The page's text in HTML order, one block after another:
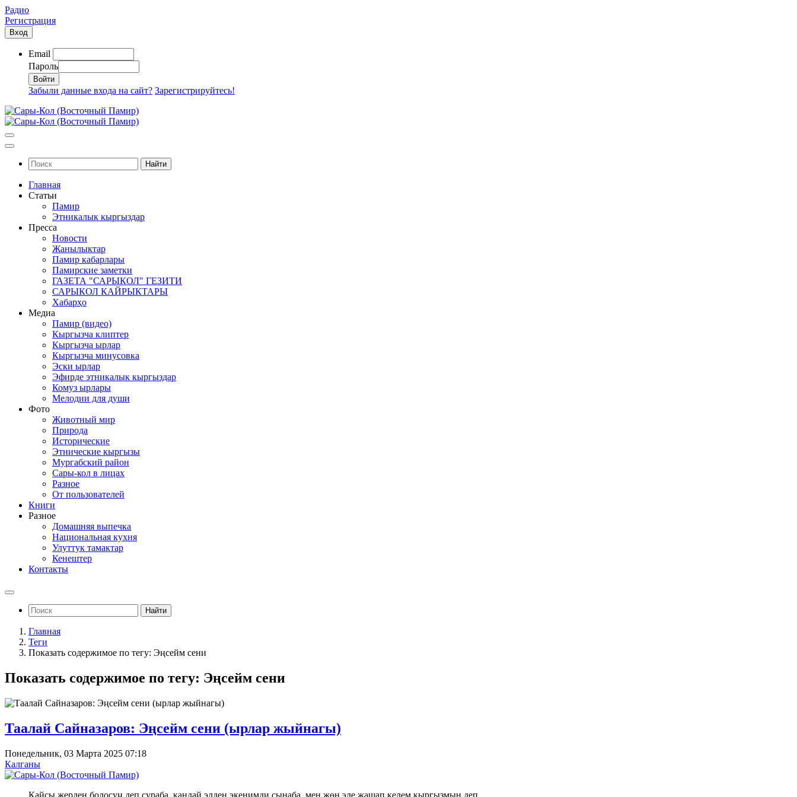
Радио
Регистрация
Вход
Email
Пароль
Забыли данные входа на сайт? Зарегистрируйтесь!
Найти
Главная
Статьи
Памир
Этникалык кыргыздар
Пресса
Новости
Жанылыктар
Памир кабарлары
Памирские заметки
ГАЗЕТА "САРЫКОЛ" ГЕЗИТИ
САРЫКОЛ КАЙРЫКТАРЫ
Хабарҳо
Медиа
Памир (видео)
Кыргызча клиптер
Кыргызча ырлар
Кыргызча минусовка
Эски ырлар
Эфирде этникалык кыргыздар
Комуз ырлары
Мелодии для души
Фото
Животный мир
Природа
Исторические
Этнические кыргызы
Мургабский район
Сары-кол в лицах
Разное
От пользователей
Книги
Разное
Домашняя выпечка
Национальная кухня
Улуттук тамактар
Кенештер
Контакты
Найти
Главная
Теги
Показать содержимое по тегу: Эңсейм сени
Показать содержимое по тегу: Эңсейм сени
Таалай Сайназаров: Эңсейм сени (ырлар жыйнагы)
Понедельник, 03 Марта 2025 07:18
Калганы
Кайсы жерден болосуң деп сураба, кандай элден экенимди сынаба, мен жөн эле жашап келем кыргызмын деп...